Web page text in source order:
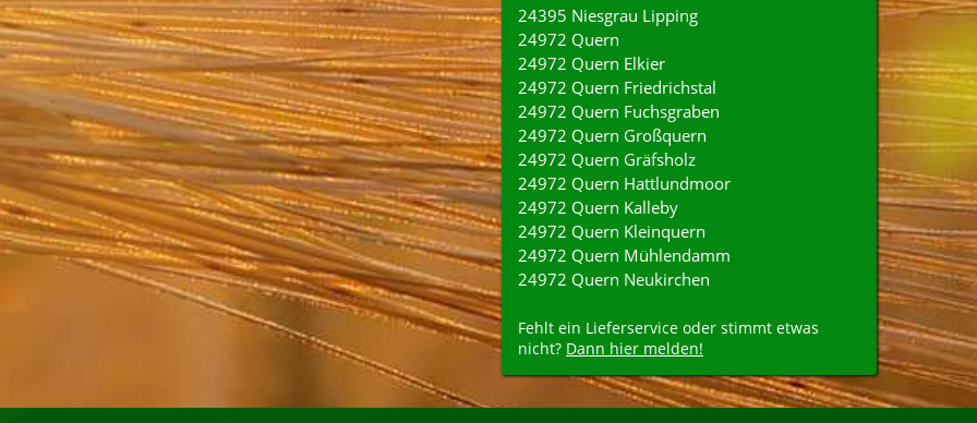
24395 Niesgrau Lipping
24972 Quern
24972 Quern Elkier
24972 Quern Friedrichstal
24972 Quern Fuchsgraben
24972 Quern Großquern
24972 Quern Gräfsholz
24972 Quern Hattlundmoor
24972 Quern Kalleby
24972 Quern Kleinquern
24972 Quern Mühlendamm
24972 Quern Neukirchen
Fehlt ein Lieferservice oder stimmt etwas
nicht? Dann hier melden!